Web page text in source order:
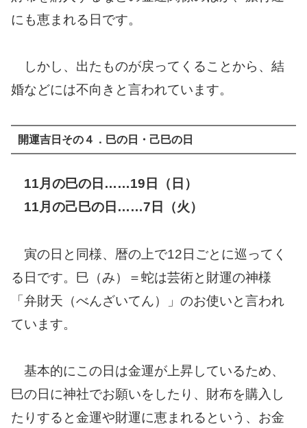
にも恵まれる日です。
しかし、出たものが戻ってくることから、結
婚などには不向きと言われています。
開運吉日その４．巳の日・ 己巳の日
11月の巳の日……19日（日）
11月の己巳の日……7日（火）
寅の日と同様、暦の上で12日ごとに巡ってく
る日です。巳（み）＝蛇は芸術と財運の神様
「弁財天（べんざいてん）」のお使いと言われ
ています。
基本的にこの日は金運が上昇しているため、
巳の日に神社でお願いをしたり、財布を購入し
たりすると金運や財運に恵まれるという、お金